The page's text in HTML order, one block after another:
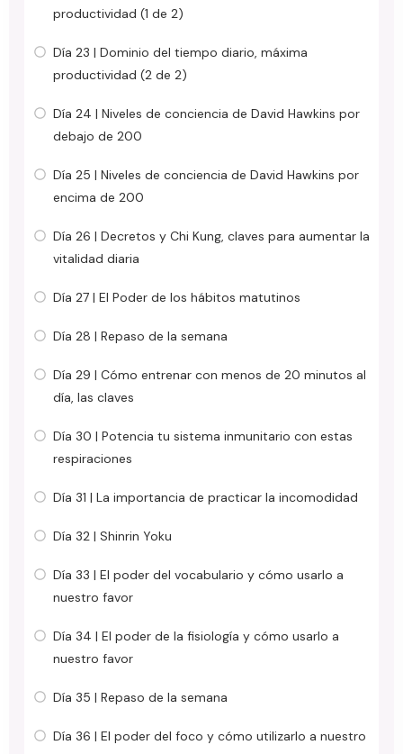
productividad (1 de 2)
Día 23 | Dominio del tiempo diario, máxima
productividad (2 de 2)
Día 24 | Niveles de conciencia de David Hawkins por
debajo de 200
Día 25 | Niveles de conciencia de David Hawkins por
encima de 200
Día 26 | Decretos y Chi Kung, claves para aumentar la
vitalidad diaria
Día 27 | El Poder de los hábitos matutinos
Día 28 | Repaso de la semana
Día 29 | Cómo entrenar con menos de 20 minutos al
día, las claves
Día 30 | Potencia tu sistema inmunitario con estas
respiraciones
Día 31 | La importancia de practicar la incomodidad
Día 32 | Shinrin Yoku
Día 33 | El poder del vocabulario y cómo usarlo a
nuestro favor
Día 34 | El poder de la fisiología y cómo usarlo a
nuestro favor
Día 35 | Repaso de la semana
Día 36 | El poder del foco y cómo utilizarlo a nuestro